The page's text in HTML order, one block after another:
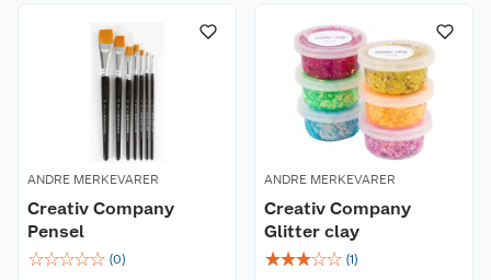
ANDRE MERKEVARER
Creativ Company
Pensel
☆☆☆☆☆ (0)
ANDRE MERKEVARER
Creativ Company
Glitter clay
☆☆☆☆☆ (1)